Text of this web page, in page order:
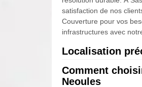
satisfaction de nos
Couverture pour vos
infrastructures avec
Localisation
Chez Sas Vavasseur
d'eau, particulièrement
Comment
Neoules